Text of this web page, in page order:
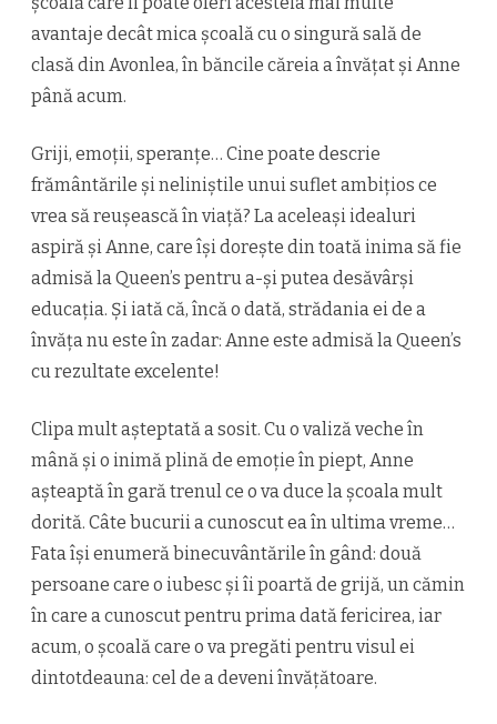
avantaje decât mica școală cu o singură sală de
clasă din Avonlea, în băncile căreia a învățat și Anne
până acum.
Griji, emoții, speranțe… Cine poate descrie
frământările și neliniștile unui suflet ambițios ce
vrea să reușească în viață? La aceleași idealuri
aspiră și Anne, care își dorește din toată inima să fie
admisă la Queen’s pentru a-și putea desăvârși
educația. Și iată că, încă o dată, strădania ei de a
învăța nu este în zadar: Anne este admisă la Queen’s
cu rezultate excelente!
Clipa mult așteptată a sosit. Cu o valiză veche în
mână și o inimă plină de emoție în piept, Anne
așteaptă în gară trenul ce o va duce la școala mult
dorită. Câte bucurii a cunoscut ea în ultima vreme…
Fata își enumeră binecuvântările în gând: două
persoane care o iubesc și îi poartă de grijă, un cămin
în care a cunoscut pentru prima dată fericirea, iar
acum, o școală care o va pregăti pentru visul ei
dintotdeauna: cel de a deveni învățătoare.